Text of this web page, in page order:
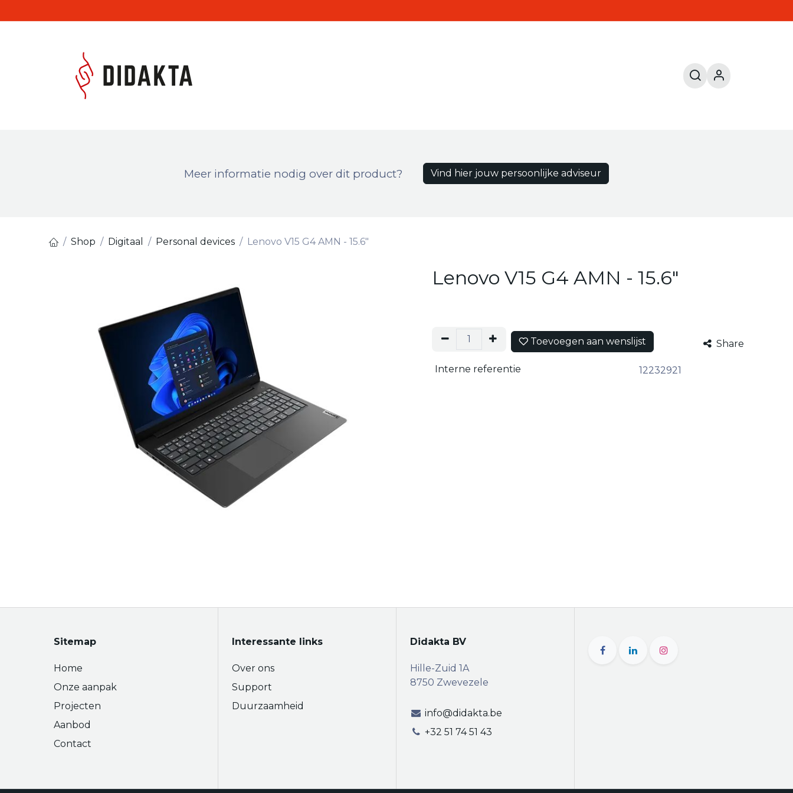
Meer informatie nodig over dit product? Vind hier jouw persoonlijke adviseur
Shop Digitaal Personal devices Lenovo V15 G4 AMN - 15.6"
Lenovo V15 G4 AMN - 15.6"
Toevoegen aan wenslijst Share
Interne referentie 12232921
Sitemap
Home
Onze aanpak
Projecten
Aanbod
Contact
Interessante links
Over ons
Support
Duurzaamheid
Didakta BV
Hille-Zuid 1A
8750 Zwevezele
info@didakta.be
+32 51 74 51 43